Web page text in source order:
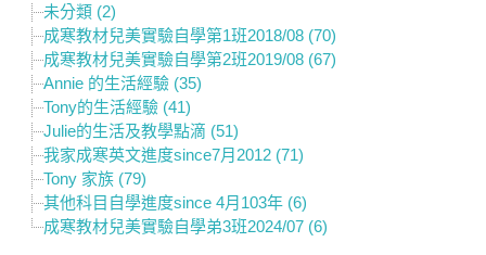
未分類 (2)
成寒教材兒美實驗自學第1班2018/08 (70)
成寒教材兒美實驗自學第2班2019/08 (67)
Annie 的生活經驗 (35)
Tony的生活經驗 (41)
Julie的生活及教學點滴 (51)
我家成寒英文進度since7月2012 (71)
Tony 家族 (79)
其他科目自學進度since 4月103年 (6)
成寒教材兒美實驗自學弟3班2024/07 (6)